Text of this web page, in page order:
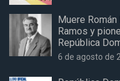
Muere
Ramos y
República
6 de agosto de